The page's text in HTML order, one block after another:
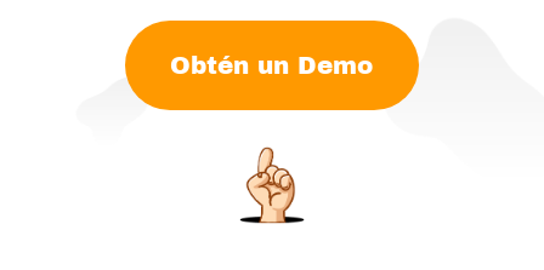
Obtén un Demo